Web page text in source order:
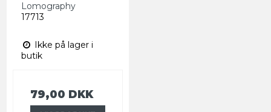
Lomography
17713
Ikke på lager i
butik
79,00 DKK